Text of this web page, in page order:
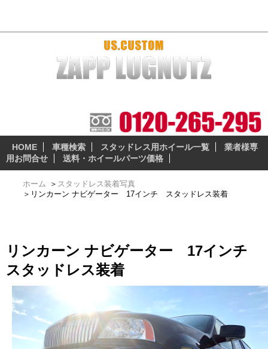
HOME 車種検索 スタッドレス用ホイール一覧
業者様専
用お問合せ
送料・ホイールパーツ価格
ホーム ＞ スタッドレス装着写真
＞ リンカーン ナビゲーター 17インチ スタッドレス装着
リンカーン ナビゲーター 17インチ
スタッドレス装着